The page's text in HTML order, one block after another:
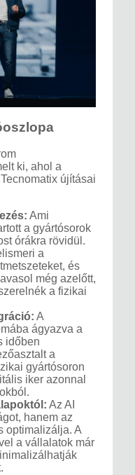
ki, ahol a
újításai
Ami
a gyártósorok
órákra rövidül.
a
és
még azelőtt,
a fizikai
A
ágyazva a
időben
a
gyártósoron
iker azonnal
Az AI
hanem az
optimalizálja. A
a vállalatok már